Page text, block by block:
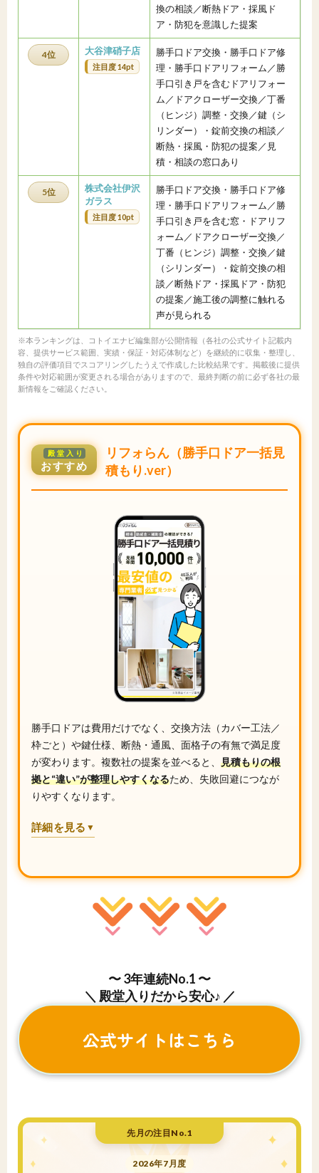
換の相談／断熱ドア・採風ド
ア・防犯を意識した提案
4位 大谷津硝子店
注目度 14pt
勝手口ドア交換・勝手口ドア修
理・勝手口ドアリフォーム／勝
手口引き戸を含むドアリフォー
ム／ドアクローザー交換／丁番
（ヒンジ）調整・交換／鍵（シ
リンダー）・錠前交換の相談／
断熱・採風・防犯の提案／見
積・相談の窓口あり
5位
株式会社伊沢
ガラス
注目度 10pt
勝手口ドア交換・勝手口ドア修
理・勝手口ドアリフォーム／勝
手口引き戸を含む窓・ドアリフ
ォーム／ドアクローザー交換／
丁番（ヒンジ）調整・交換／鍵
（シリンダー）・錠前交換の相
談／断熱ドア・採風ドア・防犯
の提案／施工後の調整に触れる
声が見られる
※本ランキングは、コトイエナビ編集部が公開情報（各社の公式サイト記載内
容、提供サービス範囲、実績・保証・対応体制など）を継続的に収集・整理し、
独自の評価項目でスコアリングしたうえで作成した比較結果です。掲載後に提供
条件や対応範囲が変更される場合がありますので、最終判断の前に必ず各社の最
新情報をご確認ください。
殿堂入り
おすすめ
リフォらん（勝手口ドア一括見
積もり.ver）
勝手口ドアは費用だけでなく、交換方法（カバー工法／
枠ごと）や鍵仕様、断熱・通風、面格子の有無で満足度
が変わります。複数社の提案を並べると、 見積もりの根
拠と“違い”が整理しやすくなるため、失敗回避につなが
りやすくなります。
詳細を見る ▼
〜 3年連続No.1 〜
＼ 殿堂入りだから安心♪ ／
公式サイトはこちら
先月の注目No.1
2026年7月度